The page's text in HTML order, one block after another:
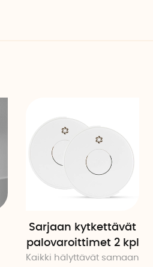
Sarjaan kytkettävät
palovaroittimet 2 kpl
Kaikki hälyttävät samaan